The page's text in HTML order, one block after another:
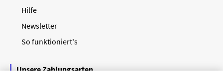
Hilfe
Newsletter
So funktioniert's
Unsere Zahlungsarten